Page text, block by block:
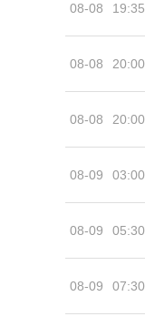
08-08 19:35
08-08 20:00
08-08 20:00
08-09 03:00
08-09 05:30
08-09 07:30